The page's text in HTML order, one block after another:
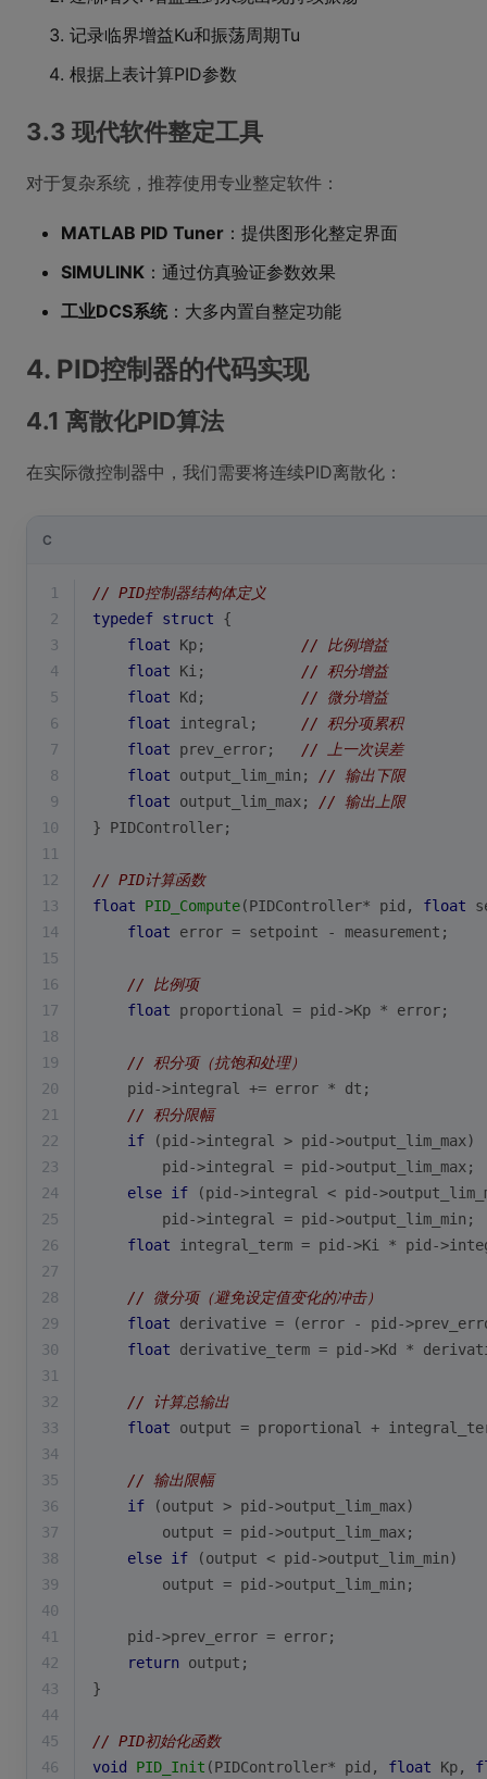
记录临界增益Ku和振荡周期Tu
根据上表计算PID参数
3.3 现代软件整定工具
对于复杂系统，推荐使用专业整定软件：
MATLAB PID Tuner ：提供图形化整定界面
SIMULINK ：通过仿真验证参数效果
工业DCS系统：大多内置自整定功能
4. PID控制器的代码实现
4.1 离散化PID算法
在实际微控制器中，我们需要将连续PID离散化：
C
1
// PID控制器结构体定义
2
typedef struct {
3
float Kp; // 比例增益
4
float Ki; // 积分增益
5
float Kd; // 微分增益
6
float integral; // 积分项累积
7
float prev_error; // 上一次误差
8
float output_lim_min; // 输出下限
9
float output_lim_max; // 输出上限
10
} PIDController;
11
12
// PID计算函数
13
float PID_Compute(PIDController* pid, float
14
float error = setpoint - measurement;
15
16
// 比例项
17
float proportional = pid->Kp * error;
18
19
// 积分项（抗饱和处理）
20
    pid->integral += error * dt;
21
// 积分限幅
22
if (pid->integral > pid->output_lim_max)
23
        pid->integral = pid->output_lim_max;
24
else if (pid->integral < pid-
25
        pid->integral = pid->output_lim_min;
26
float integral_term = pid->Ki * pid-
27
28
// 微分项（避免设定值变化的冲击）
29
float derivative = (error - pid-
30
float derivative_term = pid->Kd *
31
32
// 计算总输出
33
float output = proportional +
34
35
// 输出限幅
36
if (output > pid->output_lim_max)
37
        output = pid->output_lim_max;
38
else if (output < pid->output_lim_min)
39
        output = pid->output_lim_min;
40
41
    pid->prev_error = error;
42
return output;
43
}
44
45
// PID初始化函数
46
void PID_Init (PIDController* pid, float Kp,